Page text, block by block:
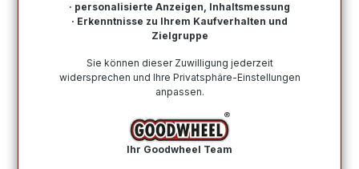
Bei Goodwheel finden Sie Sommerreifen renommierter
Top-Hersteller in der Größe 265 45 R21. Schneller
Reifenprofis & Kauf auf Rechnung möglich!
Wie finde ich meine Reifengröße?
· personalisierte Anzeigen, Inhaltsmessung
· Erkenntnisse zu Ihrem Kaufverhalten und
Zielgruppe
Sie können dieser Zuwilligung jederzeit
widersprechen und Ihre Privatsphäre-Einstellungen
anpassen.
Ihr Goodwheel Team